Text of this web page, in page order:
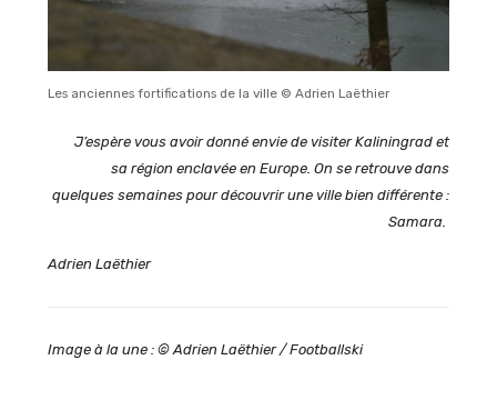
Les anciennes fortifications de la ville © Adrien Laëthier
J’espère vous avoir donné envie de visiter Kaliningrad et
sa région enclavée en Europe. On se retrouve dans
quelques semaines pour découvrir une ville bien différente :
Samara.
Adrien Laëthier
Image à la une : © Adrien Laëthier / Footballski